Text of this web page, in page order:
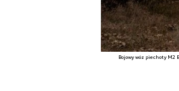
Bojowy wóz piechoty